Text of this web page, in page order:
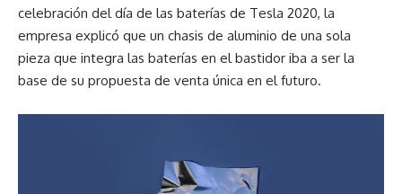
celebración del día de las baterías de Tesla 2020, la
empresa explicó que un chasis de aluminio de una sola
pieza que integra las baterías en el bastidor iba a ser la
base de su propuesta de venta única en el futuro.